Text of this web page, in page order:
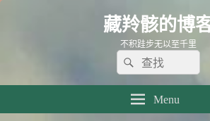
藏羚骸的博
不积跬步无以至千里
Search
for:
Search
Menu